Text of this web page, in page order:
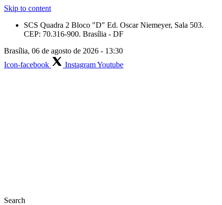
Skip to content
SCS Quadra 2 Bloco "D" Ed. Oscar Niemeyer, Sala 503.
CEP: 70.316-900. Brasília - DF
Brasília, 06 de agosto de 2026 - 13:30
Icon-facebook
InstagramYoutube
Search